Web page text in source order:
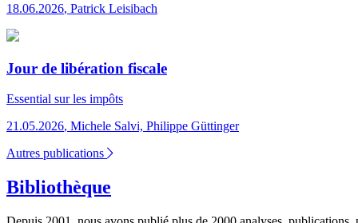
18.06.2026, Patrick Leisibach
Jour de libération fiscale
Essential sur les impôts
21.05.2026, Michele Salvi, Philippe Güttinger
Autres publications
Bibliothèque